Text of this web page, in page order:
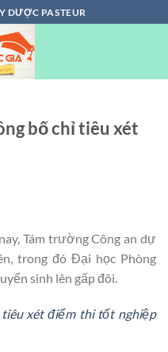
DƯỢC PASTEUR
bố chỉ tiêu xét
Tám trường Công an dự
trong đó Đại học Phòng
sinh lên gấp đôi.
xét điểm thi tốt nghiệp